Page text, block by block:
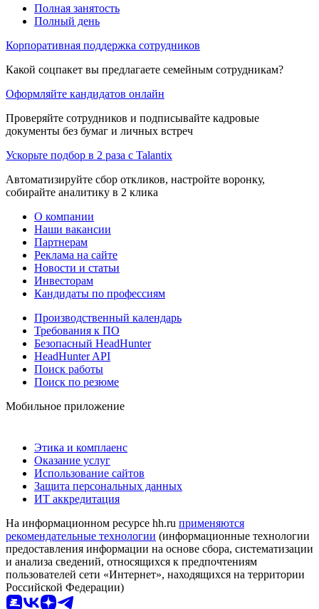
Полная занятость
Полный день
Корпоративная поддержка сотрудников
Какой соцпакет вы предлагаете семейным сотрудникам?
Оформляйте кандидатов онлайн
Проверяйте сотрудников и подписывайте кадровые
документы без бумаг и личных встреч
Ускорьте подбор в 2 раза с Talantix
Автоматизируйте сбор откликов, настройте воронку,
собирайте аналитику в 2 клика
О компании
Наши вакансии
Партнерам
Реклама на сайте
Новости и статьи
Инвесторам
Кандидаты по профессиям
Производственный календарь
Требования к ПО
Безопасный HeadHunter
HeadHunter API
Поиск работы
Поиск по резюме
Мобильное приложение
Этика и комплаенс
Оказание услуг
Использование сайтов
Защита персональных данных
ИТ аккредитация
На информационном ресурсе hh.ru применяются
рекомендательные технологии (информационные технологии
предоставления информации на основе сбора, систематизации
и анализа сведений, относящихся к предпочтениям
пользователей сети «Интернет», находящихся на территории
Российской Федерации)